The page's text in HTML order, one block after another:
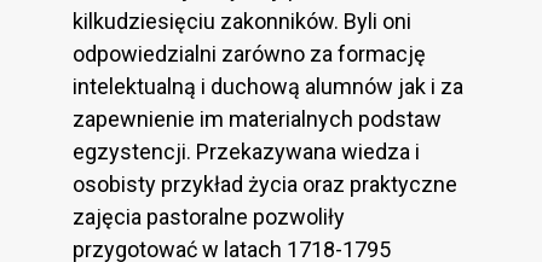
kilkudziesięciu zakonników. Byli oni
odpowiedzialni zarówno za formację
intelektualną i duchową alumnów jak i za
zapewnienie im materialnych podstaw
egzystencji. Przekazywana wiedza i
osobisty przykład życia oraz praktyczne
zajęcia pastoralne pozwoliły
przygotować w latach 1718-1795